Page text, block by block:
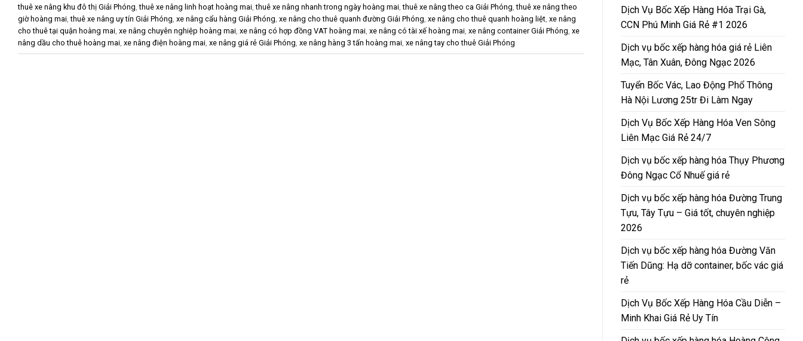
thuê xe nâng khu đô thị Giải Phóng ,thuê xe nâng linh hoạt hoàng mai ,thuê xe nâng nhanh trong ngày hoàng mai ,thuê xe nâng theo ca Giải Phóng ,thuê xe nâng theo
giờ hoàng mai ,thuê xe nâng uy tín Giải Phóng xe nâng cẩu hàng Giải Phóng xe nâng cho thuê quanh đường Giải Phóng xe nâng cho thuê quanh hoàng liệt xe nâng
cho thuê tại quận hoàng mai xe nâng chuyên nghiệp hoàng mai xe nâng có hợp đồng VAT hoàng mai xe nâng có tài xế hoàng mai xe nâng container Giải Phóng xe
nâng dầu cho thuê hoàng mai xe nâng điện hoàng mai xe nâng giá rẻ Giải Phóng xe nâng hàng 3 tấn hoàng mai xe nâng tay cho thuê Giải Phóng
Dịch Vụ Bốc Xếp Hàng Hóa Trại Gà,
CCN Phú Minh Giá Rẻ #1 2026
Dịch vụ bốc xếp hàng hóa giá rẻ Liên
Mạc, Tân Xuân, Đông Ngạc 2026
Tuyển Bốc Vác, Lao Động Phổ Thông
Hà Nội Lương 25tr Đi Làm Ngay
Dịch Vụ Bốc Xếp Hàng Hóa Ven Sông
Liên Mạc Giá Rẻ 24/7
Dịch vụ bốc xếp hàng hóa Thụy Phương
Đông Ngạc Cổ Nhuế giá rẻ
Dịch vụ bốc xếp hàng hóa Đường Trung
Tựu, Tây Tựu – Giá tốt, chuyên nghiệp
2026
Dịch vụ bốc xếp hàng hóa Đường Văn
Tiến Dũng: Hạ dỡ container, bốc vác giá
rẻ
Dịch Vụ Bốc Xếp Hàng Hóa Cầu Diễn –
Minh Khai Giá Rẻ Uy Tín